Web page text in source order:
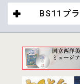
BS11プ